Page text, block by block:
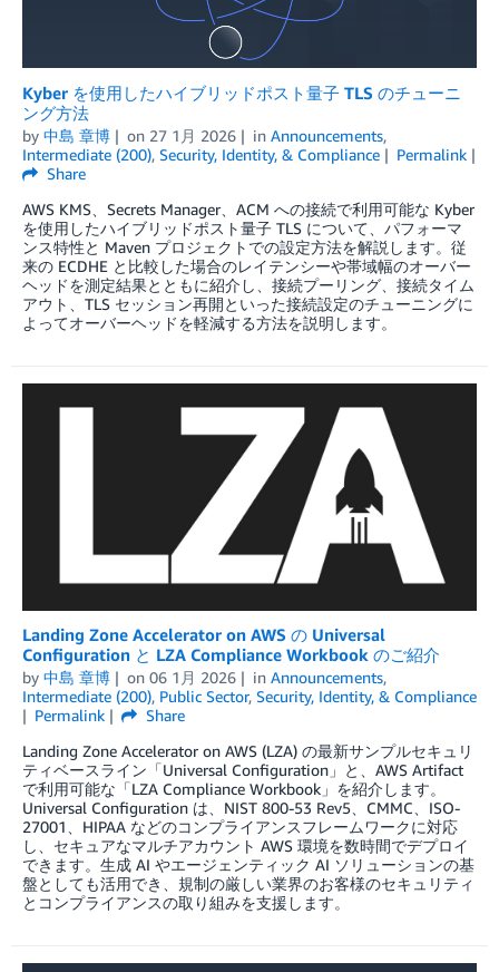
Kyber を使用したハイブリッドポスト量子 TLS のチューニ
ング方法
by 中島 章博 on 27 1月 2026 in Announcements,
Intermediate (200), Security, Identity, & Compliance
Permalink
Share
AWS KMS、Secrets Manager、ACM への接続で利用可能な Kyber
を使用したハイブリッドポスト量子 TLS について、パフォーマ
ンス特性と Maven プロジェクトでの設定方法を解説します。従
来の ECDHE と比較した場合のレイテンシーや帯域幅のオーバー
ヘッドを測定結果とともに紹介し、接続プーリング、接続タイム
アウト、TLS セッション再開といった接続設定のチューニングに
よってオーバーヘッドを軽減する方法を説明します。
Landing Zone Accelerator on AWS の Universal
Configuration と LZA Compliance Workbook のご紹介
by 中島 章博 on 06 1月 2026 in Announcements,
Intermediate (200), Public Sector, Security, Identity, & Compliance
Permalink
Share
Landing Zone Accelerator on AWS (LZA) の最新サンプルセキュリ
ティベースライン「Universal Configuration」と、AWS Artifact
で利用可能な「LZA Compliance Workbook」を紹介します。
Universal Configuration は、NIST 800-53 Rev5、CMMC、ISO-
27001、HIPAA などのコンプライアンスフレームワークに対応
し、セキュアなマルチアカウント AWS 環境を数時間でデプロイ
できます。生成 AI やエージェンティック AI ソリューションの基
盤としても活用でき、規制の厳しい業界のお客様のセキュリティ
とコンプライアンスの取り組みを支援します。